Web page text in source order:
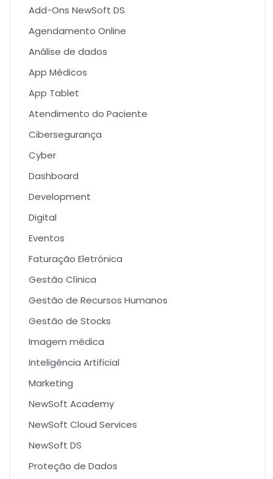
Add-Ons NewSoft DS
Agendamento Online
Análise de dados
App Médicos
App Tablet
Atendimento do Paciente
Cibersegurança
Cyber
Dashboard
Development
Digital
Eventos
Faturação Eletrónica
Gestão Clínica
Gestão de Recursos Humanos
Gestão de Stocks
Imagem médica
Inteligência Artificial
Marketing
NewSoft Academy
NewSoft Cloud Services
NewSoft DS
Proteção de Dados